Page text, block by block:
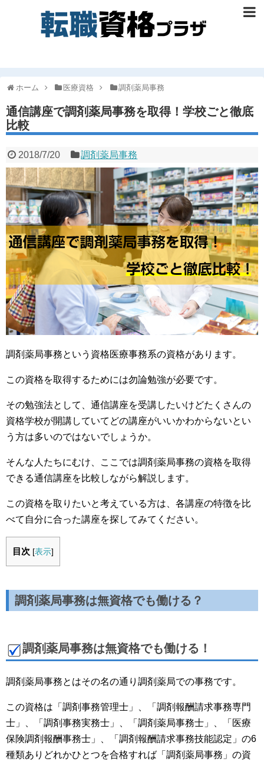
ホーム 医療資格 調剤薬局事務
通信講座で調剤薬局事務を取得！学校ごと徹底
比較
2018/7/20 調剤薬局事務
調剤薬局事務という資格医療事務系の資格があります。
この資格を取得するためには勿論勉強が必要です。
その勉強法として、通信講座を受講したいけどたくさんの
資格学校が開講していてどの講座がいいかわからないとい
う方は多いのではないでしょうか。
そんな人たちにむけ、ここでは調剤薬局事務の資格を取得
できる通信講座を比較しながら解説します。
この資格を取りたいと考えている方は、各講座の特徴を比
べて自分に合った講座を探してみてください。
目次 [表示]
調剤薬局事務は無資格でも働ける？
調剤薬局事務は無資格でも働ける！
調剤薬局事務とはその名の通り調剤薬局での事務です。
この資格は「調剤事務管理士」、「調剤報酬請求事務専門
士」、「調剤事務実務士」、「調剤薬局事務士」、「医療
保険調剤報酬事務士」、「調剤報酬請求事務技能認定」の6
種類ありどれかひとつを合格すれば「調剤薬局事務」の資